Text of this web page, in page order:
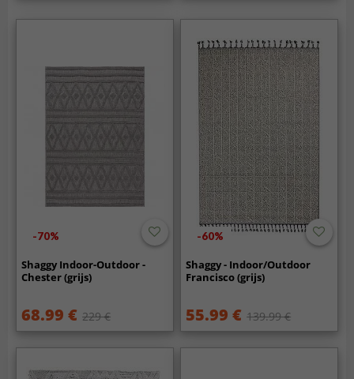
-70%
Shaggy Indoor-Outdoor -
Chester (grijs)
68.99 € 229 €
-60%
Shaggy - Indoor/Outdoor
Francisco (grijs)
55.99 € 139.99 €